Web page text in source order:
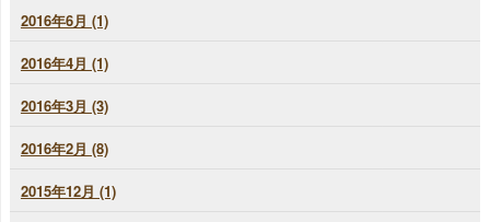
2016年6月 (1)
2016年4月 (1)
2016年3月 (3)
2016年2月 (8)
2015年12月 (1)